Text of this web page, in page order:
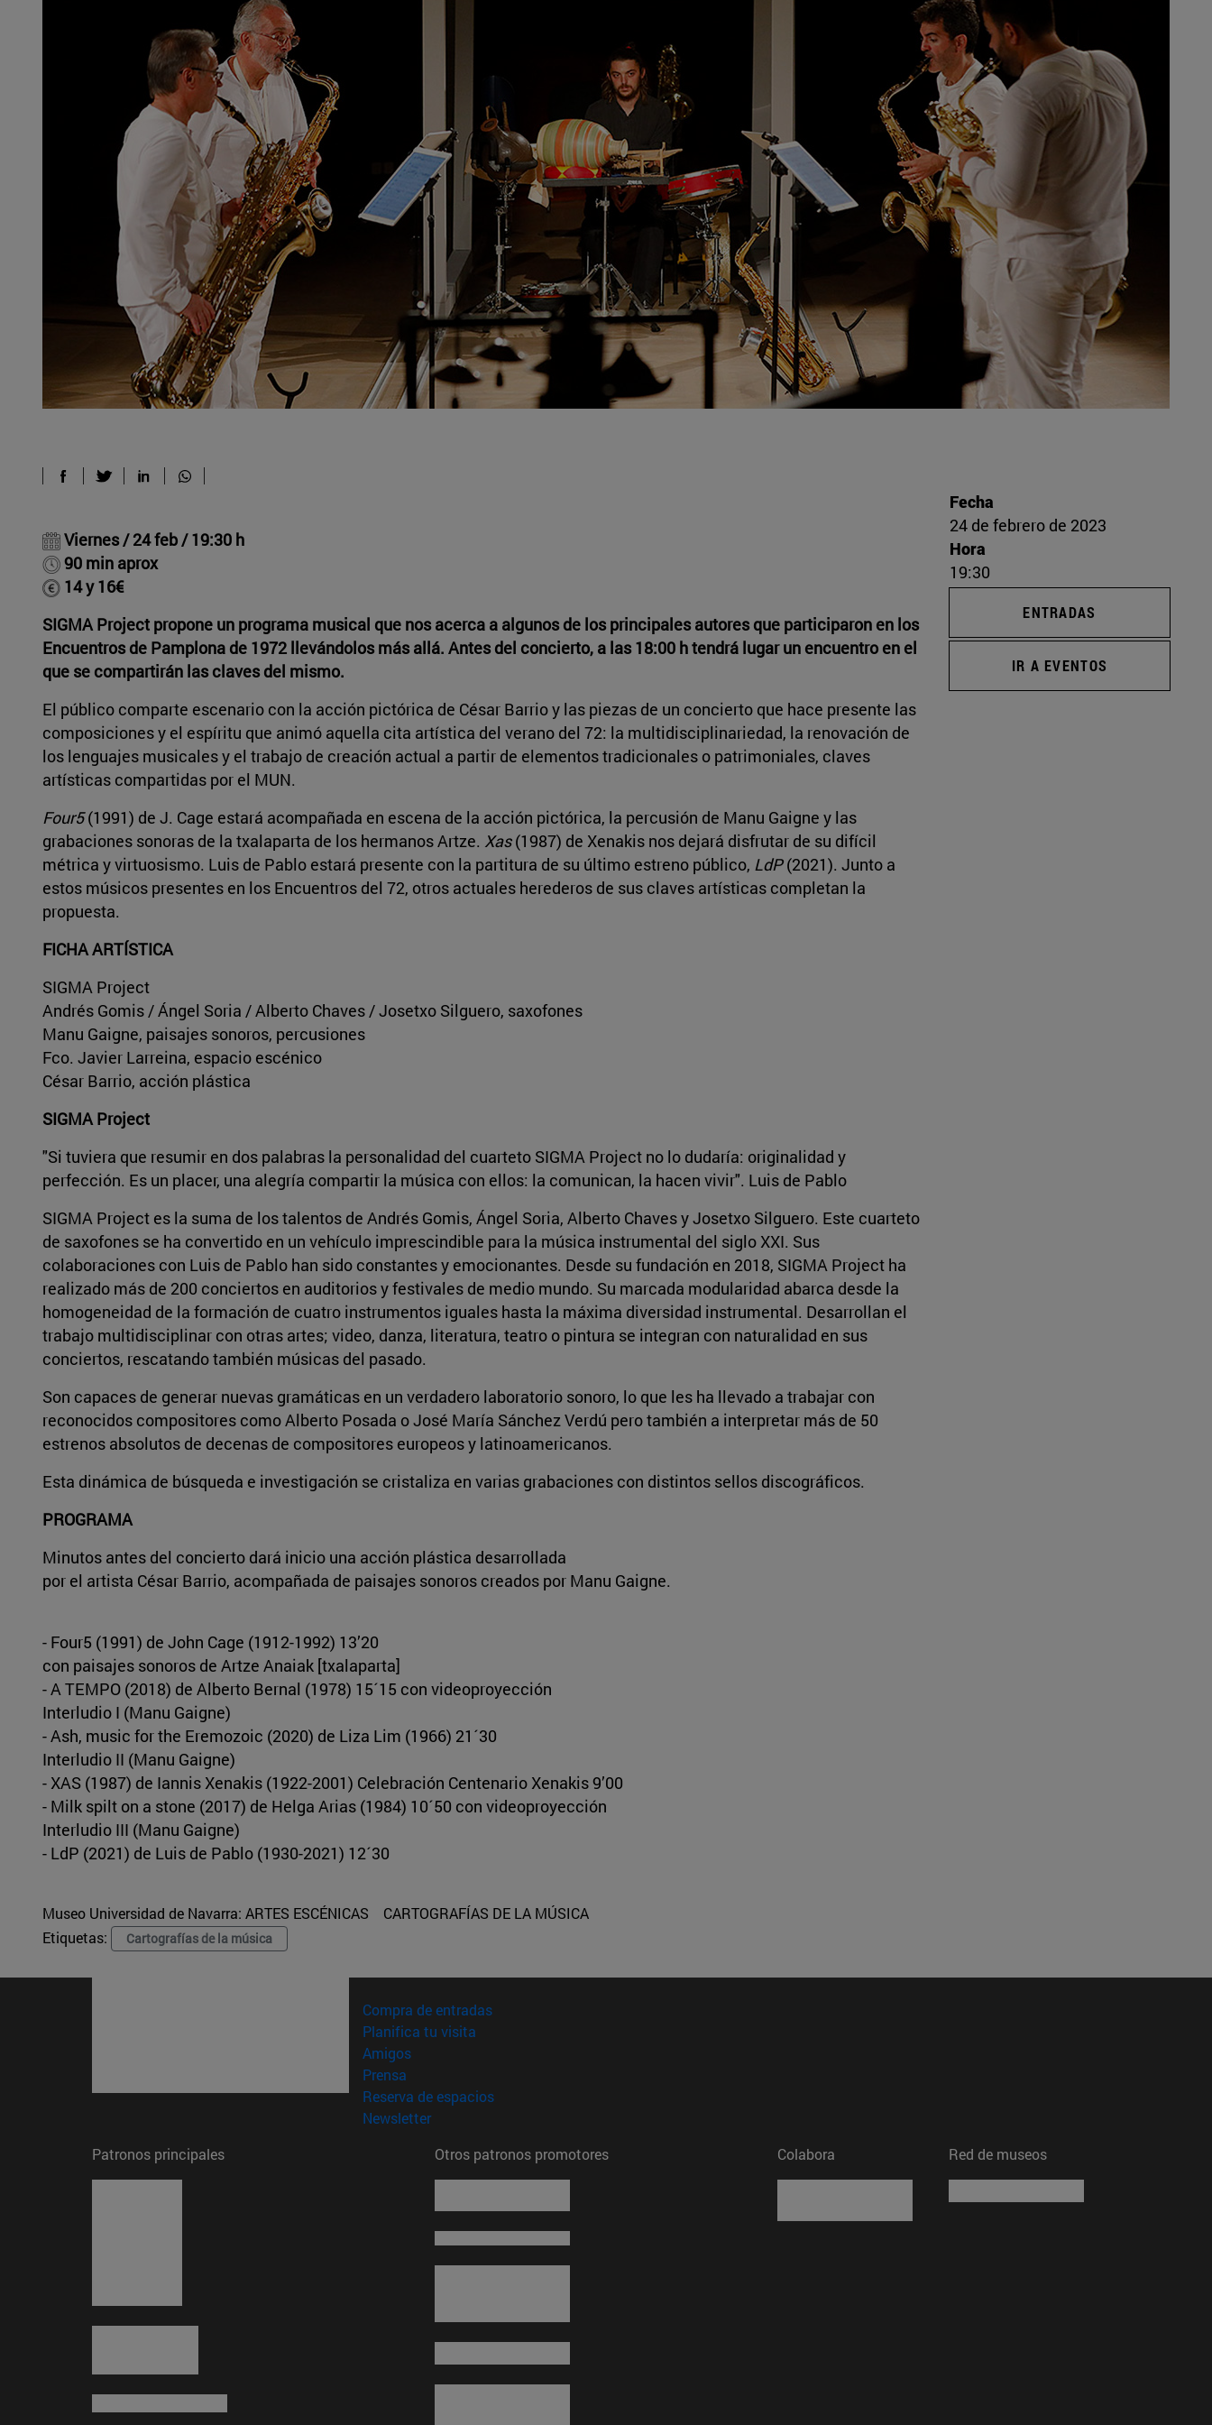
Viernes / 24 feb / 19:30 h
90 min aprox
14 y 16€
SIGMA Project propone un programa musical que nos acerca a algunos de los principales autores que participaron en los
Encuentros de Pamplona de 1972 llevándolos más allá. Antes del concierto, a las 18:00 h tendrá lugar un encuentro en el
que se compartirán las claves del mismo.
El público comparte escenario con la acción pictórica de César Barrio y las piezas de un concierto que hace presente las
composiciones y el espíritu que animó aquella cita artística del verano del 72: la multidisciplinariedad, la renovación de
los lenguajes musicales y el trabajo de creación actual a partir de elementos tradicionales o patrimoniales, claves
artísticas compartidas por el MUN.
Four5(1991) de J. Cage estará acompañada en escena de la acción pictórica, la percusión de Manu Gaigne y las
grabaciones sonoras de la txalaparta de los hermanos Artze. Xas(1987) de Xenakis nos dejará disfrutar de su difícil
métrica y virtuosismo. Luis de Pablo estará presente con la partitura de su último estreno público, LdP(2021). Junto a
estos músicos presentes en los Encuentros del 72, otros actuales herederos de sus claves artísticas completan la
propuesta.
FICHA ARTÍSTICA
SIGMA Project
Andrés Gomis / Ángel Soria / Alberto Chaves / Josetxo Silguero, saxofones
Manu Gaigne, paisajes sonoros, percusiones
Fco. Javier Larreina, espacio escénico
César Barrio, acción plástica
SIGMA Project
"Si tuviera que resumir en dos palabras la personalidad del cuarteto SIGMA Project no lo dudaría: originalidad y
perfección. Es un placer, una alegría compartir la música con ellos: la comunican, la hacen vivir". Luis de Pablo
SIGMA Project es la suma de los talentos de Andrés Gomis, Ángel Soria, Alberto Chaves y Josetxo Silguero. Este cuarteto
de saxofones se ha convertido en un vehículo imprescindible para la música instrumental del siglo XXI. Sus
colaboraciones con Luis de Pablo han sido constantes y emocionantes. Desde su fundación en 2018, SIGMA Project ha
realizado más de 200 conciertos en auditorios y festivales de medio mundo. Su marcada modularidad abarca desde la
homogeneidad de la formación de cuatro instrumentos iguales hasta la máxima diversidad instrumental. Desarrollan el
trabajo multidisciplinar con otras artes; video, danza, literatura, teatro o pintura se integran con naturalidad en sus
conciertos, rescatando también músicas del pasado.
Son capaces de generar nuevas gramáticas en un verdadero laboratorio sonoro, lo que les ha llevado a trabajar con
reconocidos compositores como Alberto Posada o José María Sánchez Verdú pero también a interpretar más de 50
estrenos absolutos de decenas de compositores europeos y latinoamericanos.
Esta dinámica de búsqueda e investigación se cristaliza en varias grabaciones con distintos sellos discográficos.
PROGRAMA
Minutos antes del concierto dará inicio una acción plástica desarrollada
por el artista César Barrio, acompañada de paisajes sonoros creados por Manu Gaigne.
- Four5 (1991) de John Cage (1912-1992) 13’20
con paisajes sonoros de Artze Anaiak [txalaparta]
- A TEMPO (2018) de Alberto Bernal (1978) 15´15 con videoproyección
Interludio I (Manu Gaigne)
- Ash, music for the Eremozoic (2020) de Liza Lim (1966) 21´30
Interludio II (Manu Gaigne)
- XAS (1987) de Iannis Xenakis (1922-2001) Celebración Centenario Xenakis 9’00
- Milk spilt on a stone (2017) de Helga Arias (1984) 10´50 con videoproyección
Interludio III (Manu Gaigne)
- LdP (2021) de Luis de Pablo (1930-2021) 12´30
Fecha
24 de febrero de 2023
Hora
19:30
ENTRADAS
IR A EVENTOS
Museo Universidad de Navarra: ARTES ESCÉNICAS
CARTOGRAFÍAS DE LA MÚSICA
Etiquetas:
Cartografías de la música
Compra de entradas(abre en nueva ventana)
Planifica tu visita
Amigos(abre en nueva ventana)
Prensa
Reserva de espacios(abre en nueva ventana)
Newsletter(abre en nueva ventana)
Patronos principales
Otros patronos promotores Colabora Red de museos